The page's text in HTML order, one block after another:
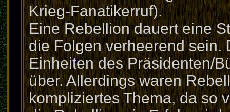
Krieg-Fanatikerruf).
Eine Rebellion dauert eine
die Folgen verheerend sein.
Einheiten des Präsidenten/
über. Allerdings waren
kompliziertes Thema, da so